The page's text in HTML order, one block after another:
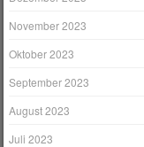
November 2023
Oktober 2023
September 2023
August 2023
Juli 2023